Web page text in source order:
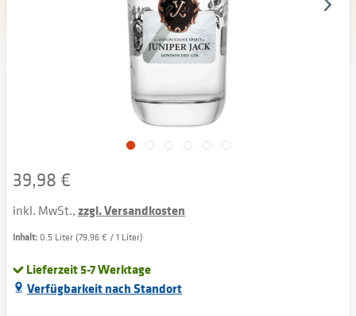
39,98 €
inkl. MwSt.,zzgl. Versandkosten
Inhalt: 0.5 Liter (79,96 € / 1 Liter)
Lieferzeit 5-7 Werktage
Verfügbarkeit nach Standort